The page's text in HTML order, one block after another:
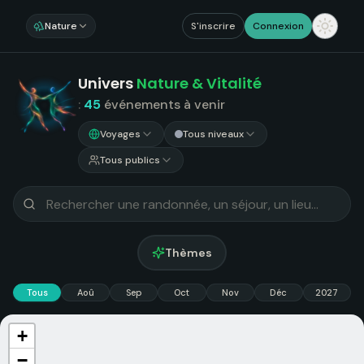
Nature S'inscrire Connexion
Univers Nature & Vitalité
: 45 événements à venir
Voyages
Tous niveaux
Tous publics
Thèmes
Tous Aoû Sep Oct Nov Déc 2027
+